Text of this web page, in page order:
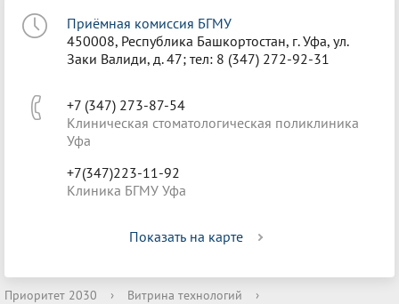
Приёмная комиссия БГМУ
450008, Республика Башкортостан, г. Уфа, ул.
Заки Валиди, д. 47; тел: 8 (347) 272-92-31
+7 (347) 273-87-54
Клиническая стоматологическая поликлиника
Уфа
+7(347)223-11-92
Клиника БГМУ Уфа
Показать на карте
Приоритет 2030 › Витрина технологий
›